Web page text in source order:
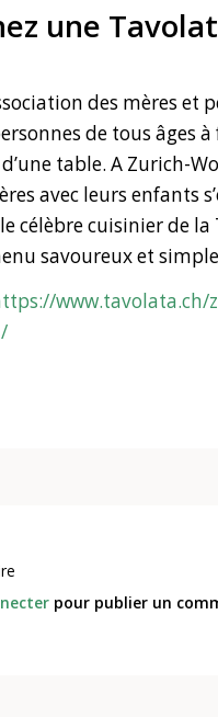
une
des mères et
de tous âges
table. A Zurich-
avec leurs enfants
célèbre cuisinier de
savoureux et
www.tavolata.ch/
pour publier un